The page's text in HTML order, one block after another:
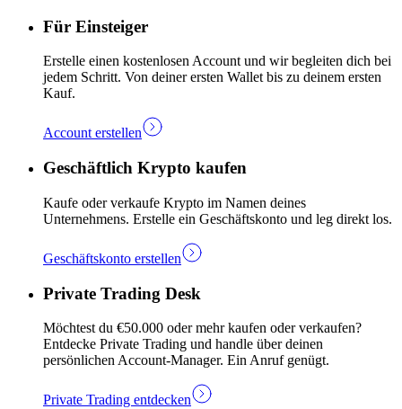
Für Einsteiger
Erstelle einen kostenlosen Account und wir begleiten dich bei
jedem Schritt. Von deiner ersten Wallet bis zu deinem ersten
Kauf.
Account erstellen
Geschäftlich Krypto kaufen
Kaufe oder verkaufe Krypto im Namen deines
Unternehmens. Erstelle ein Geschäftskonto und leg direkt los.
Geschäftskonto erstellen
Private Trading Desk
Möchtest du €50.000 oder mehr kaufen oder verkaufen?
Entdecke Private Trading und handle über deinen
persönlichen Account-Manager. Ein Anruf genügt.
Private Trading entdecken